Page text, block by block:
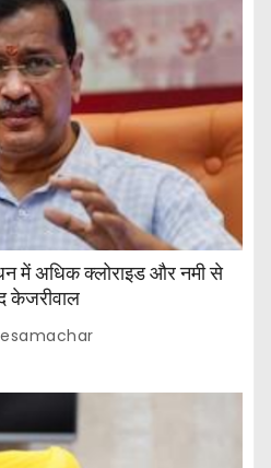
में अधिक क्लोराइड और नमी से
केजरीवाल